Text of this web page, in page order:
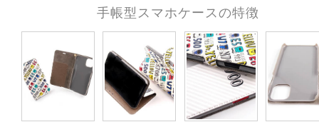
手帳型スマホケースの特徴